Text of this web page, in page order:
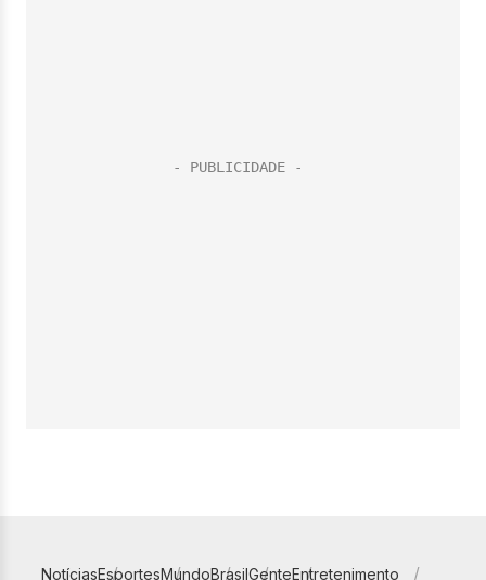
NotíciasEsportesMundoBrasilGenteEntretenimento